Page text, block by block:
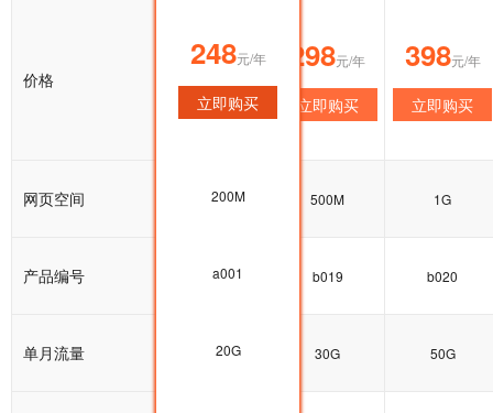
价格
248元/年
立即购买
298元/年
立即购买
398元/年
立即购买
网页空间 200M 500M 1G
产品编号 a001 b019 b020
单月流量 20G 30G 50G
248元/年
立即购买
200M
a001
20G